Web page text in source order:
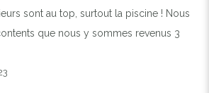
sont au top, surtout la piscine ! Nous
que nous y sommes revenus 3